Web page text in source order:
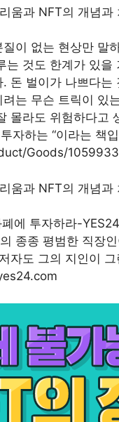
이 없는 현상만 말
는 것도 한계가 있
돈 벌이가 나쁘다
는 무슨 트릭이 있
몰라도 위험하다고
자하는 “이라는 책
Goods/
에 투자하라-
종종 평범한 직장
자도 그의 지인이